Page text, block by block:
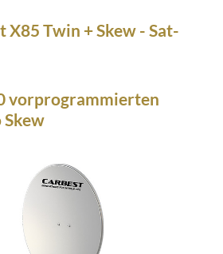
Twin + Skew - Sat-
vorprogrammierten